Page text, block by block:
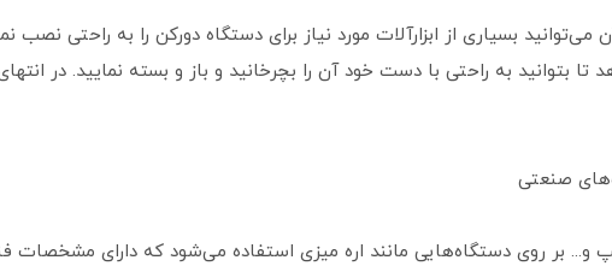
بسیاری از ابزارآلات مورد نیاز برای دستگاه دورکن را به راحتی نصب
صنعتی
و... بر روی دستگاه‌هایی مانند اره میزی استفاده می‌شود که دارای مشخصات